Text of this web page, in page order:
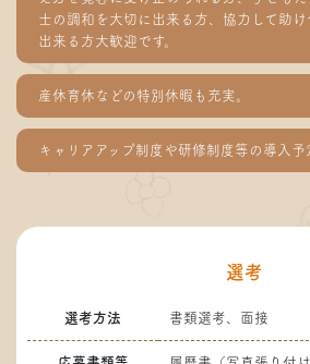
士の調和を大切に出来る方、協力して助
出来る方大歓迎です。
産休育休などの特別休暇も充実。
キャリアアップ制度や研修制度等の導入予
選考
選考方法 書類選考、面接